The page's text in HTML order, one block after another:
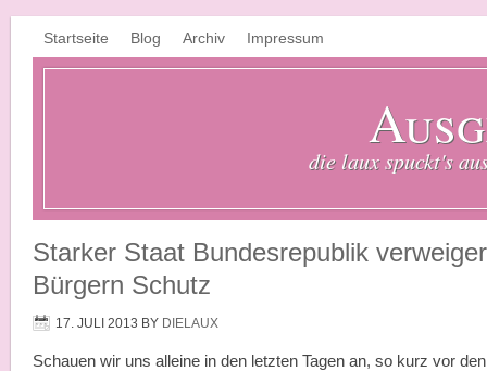
Startseite Blog Archiv Impressum
die laux spuckt's
Starker Staat Bundesrepublik
Bürgern Schutz
17. JULI 2013 BY DIELAUX
Schauen wir uns alleine in den letzten Tagen an, so kurz vor den